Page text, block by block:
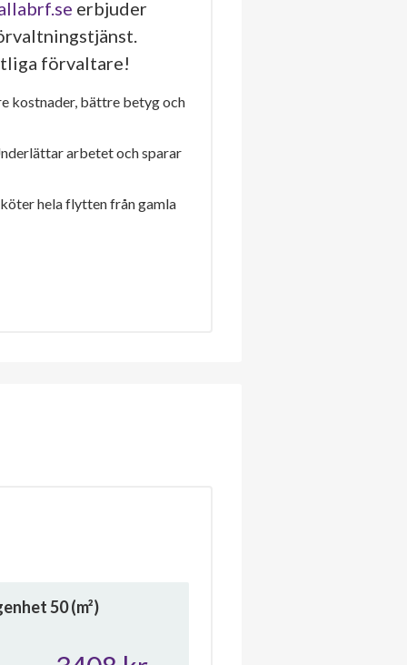
erbjuder
förvaltare!
kostnader, bättre betyg och
arbetet och sparar
hela flytten från gamla
50(m²)